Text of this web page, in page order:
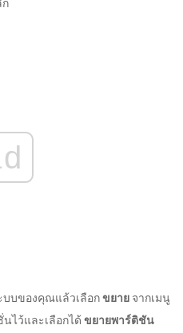
ก
บของคุณแล้วเลือกขยาย จากเมนู
ไว้และเลือกได้ ขยายพาร์ติชัน